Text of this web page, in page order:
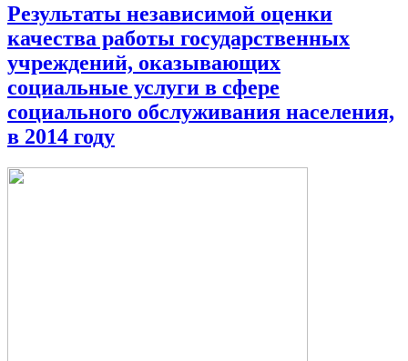
Результаты независимой оценки
качества работы государственных
учреждений, оказывающих
социальные услуги в сфере
социального обслуживания населения,
в 2014 году